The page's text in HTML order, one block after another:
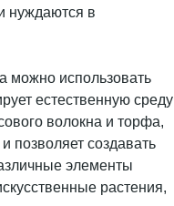
нуждаются в
можно использовать
естественную среду
волокна и торфа,
позволяет создавать
элементы
растения,